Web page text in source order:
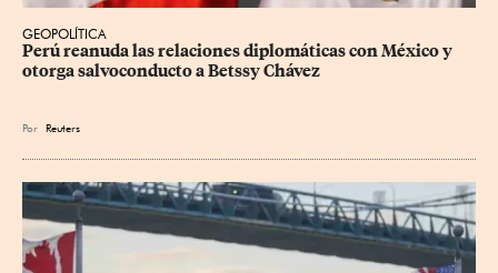
GEOPOLÍTICA
Perú reanuda las relaciones diplomáticas con México y
otorga salvoconducto a Betssy Chávez
Por Reuters